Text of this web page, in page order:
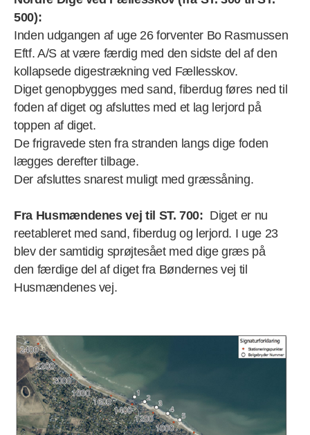
500):
Inden udgangen af uge 26 forventer Bo Rasmussen
Eftf. A/S at være færdig med den sidste del af den
kollapsede digestrækning ved Fællesskov.
Diget genopbygges med sand, fiberdug føres ned til
foden af diget og afsluttes med et lag lerjord på
toppen af diget.
De frigravede sten fra stranden langs dige foden
lægges derefter tilbage.
Der afsluttes snarest muligt med græssåning.
Fra Husmændenes vej til ST. 700: Diget er nu
reetableret med sand, fiberdug og lerjord. I uge 23
blev der samtidig sprøjtesået med dige græs på
den færdige del af diget fra Bøndernes vej til
Husmændenes vej.